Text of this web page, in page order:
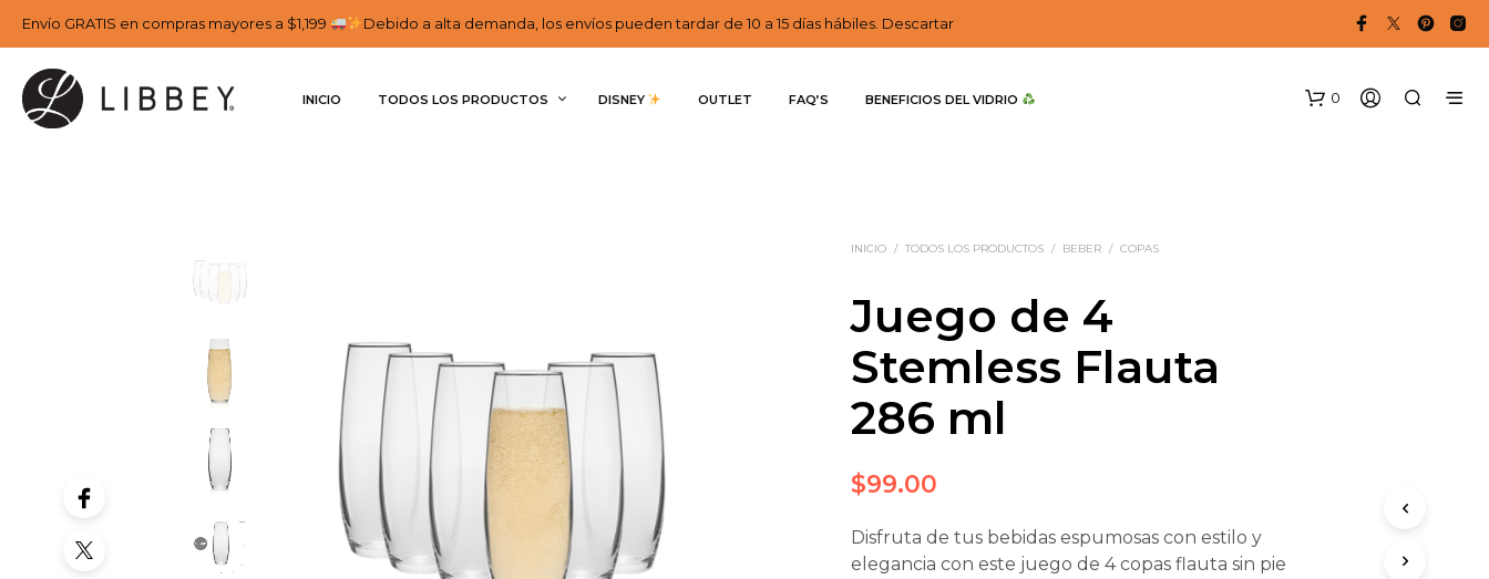
Envío GRATIS en compras mayores a $1,199 Debido a alta demanda, los envíos pueden tardar de 10 a 15 días hábiles. Descartar
INICIO TODOS LOS PRODUCTOS DISNEY OUTLET FAQ’S BENEFICIOS DEL VIDRIO 0
INICIO / TODOS LOS PRODUCTOS / BEBER / COPAS
Juego de 4
Stemless Flauta
286 ml
$99.00
Disfruta de tus bebidas espumosas con estilo y
elegancia con este juego de 4 copas flauta sin pie